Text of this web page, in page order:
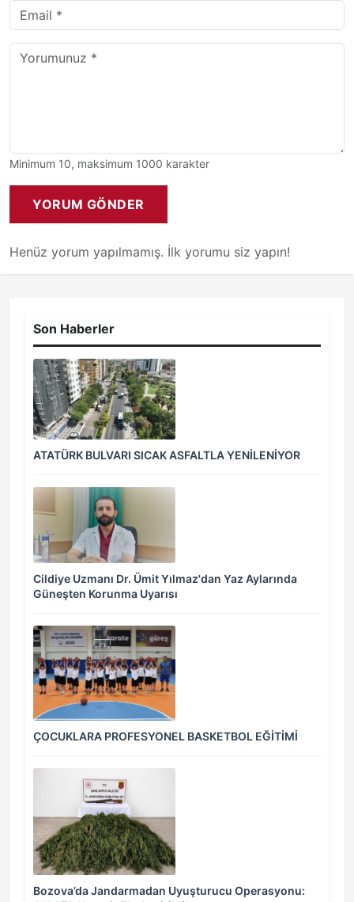
Minimum 10, maksimum 1000 karakter
YORUM GÖNDER
Henüz yorum yapılmamış. İlk yorumu siz yapın!
Son Haberler
ATATÜRK BULVARI SICAK ASFALTLA YENİLENİYOR
Cildiye Uzmanı Dr. Ümit Yılmaz'dan Yaz Aylarında
Güneşten Korunma Uyarısı
ÇOCUKLARA PROFESYONEL BASKETBOL EĞİTİMİ
Bozova’da Jandarmadan Uyuşturucu Operasyonu: